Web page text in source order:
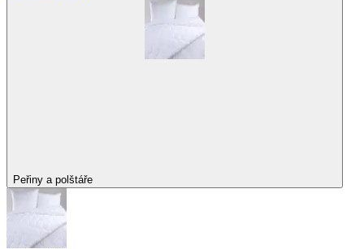
Peřiny a polštáře